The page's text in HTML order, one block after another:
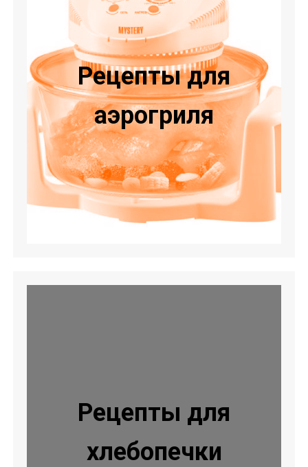
Рецепты для
аэрогриля
Рецепты для
хлебопечки